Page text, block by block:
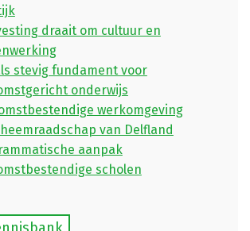
draait om cultuur en
stevig fundament voor
onderwijs
werkomgeving
van Delfland
aanpak
scholen